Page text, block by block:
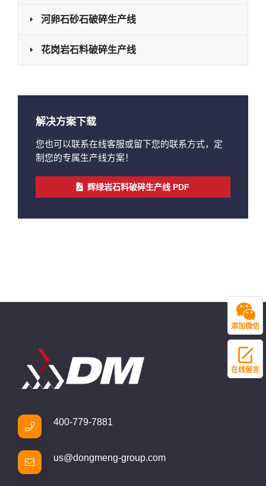
河卵石砂石破碎生产线
花岗岩石料破碎生产线
解决方案下载
您也可以联系在线客服或留下您的联系方式，定
制您的专属生产线方案！
辉绿岩石料破碎生产线 PDF
400-779-7881
us@dongmeng-group.com
添加微信
在线留言